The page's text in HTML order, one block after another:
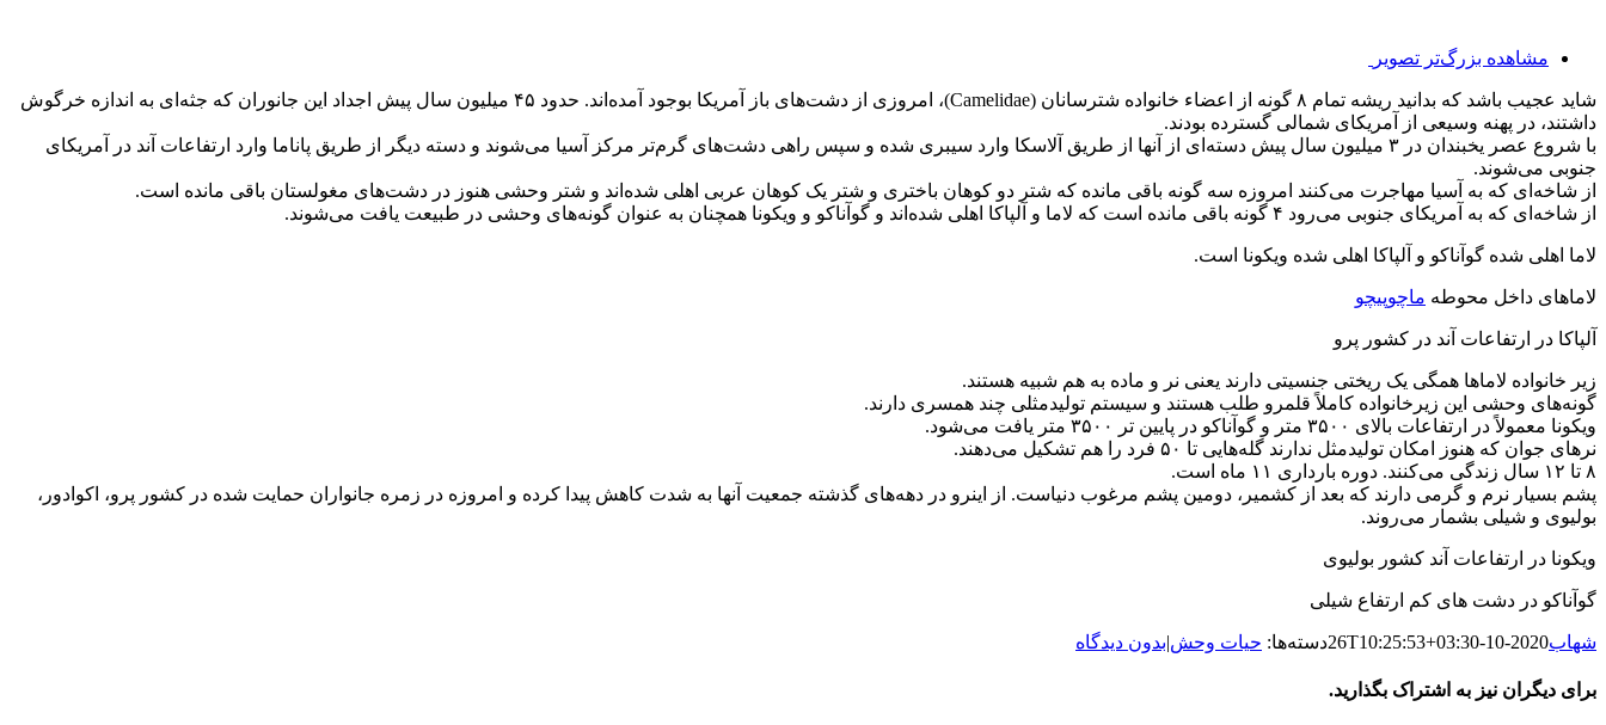
مشاهده بزرگ‌تر تصویر
شاید عجیب باشد که بدانید ریشه تمام ۸ گونه از اعضاء خانواده شترسانان (Camelidae)، امروزی از دشت‌های باز آمریکا بوجود آمده‌اند. حدود ۴۵ میلیون سال پیش اجداد این جانوران که جثه‌ای به اندازه خرگوش
داشتند، در پهنه وسیعی از آمریکای شمالی گسترده بودند.
با شروع عصر یخبندان در ۳ میلیون سال پیش دسته‌ای از آنها از طریق آلاسکا وارد سیبری شده و سپس راهی دشت‌های گرم‌تر مرکز آسیا می‌شوند و دسته دیگر از طریق پاناما وارد ارتفاعات آند در آمریکای
جنوبی می‌شوند.
از شاخه‌ای که به آسیا مهاجرت می‌کنند امروزه سه گونه باقی مانده که شتر دو کوهان باختری و شتر یک کوهان عربی اهلی شده‌اند و شتر وحشی هنوز در دشت‌های مغولستان باقی مانده است.
از شاخه‌ای که به آمریکای جنوبی می‌رود ۴ گونه باقی مانده است که لاما و آلپاکا اهلی شده‌اند و گوآناکو و ویکونا همچنان به عنوان گونه‌های وحشی در طبیعت یافت می‌شوند.
لاما اهلی شده گوآناکو و آلپاکا اهلی شده ویکونا است.
لاماهای داخل محوطه ماچوپیچو
آلپاکا در ارتفاعات آند در کشور پرو
زیر خانواده لاماها همگی یک ریختی جنسیتی دارند یعنی نر و ماده به هم شبیه هستند.
گونه‌های وحشی این زیرخانواده کاملاً قلمرو طلب هستند و سیستم تولیدمثلی چند همسری دارند.
ویکونا معمولاً در ارتفاعات بالای ۳۵۰۰ متر و گوآناکو در پایین تر ۳۵۰۰ متر یافت می‌شود.
نرهای جوان که هنوز امکان تولیدمثل ندارند گله‌هایی تا ۵۰ فرد را هم تشکیل می‌دهند.
۸ تا ۱۲ سال زندگی می‌کنند. دوره بارداری ۱۱ ماه است.
پشم بسیار نرم و گرمی دارند که بعد از کشمیر، دومین پشم مرغوب دنیاست. از اینرو در دهه‌های گذشته جمعیت آنها به شدت کاهش پیدا کرده و امروزه در زمره جانواران حمایت شده در کشور پرو، اکوادور،
بولیوی و شیلی بشمار می‌روند.
ویکونا در ارتفاعات آند کشور بولیوی
گوآناکو در دشت های کم ارتفاع شیلی
شهاب2020-10-26T10:25:53+03:30 دسته‌ها: حیات وحش|بدون دیدگاه
برای دیگران نیز به اشتراک بگذارید.